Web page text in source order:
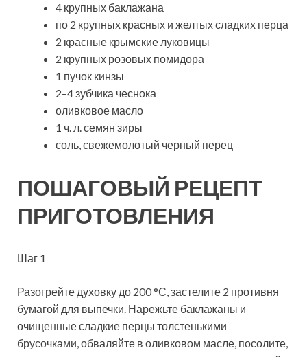
4 крупных баклажана
по 2 крупных красных и желтых сладких перца
2 красные крымские луковицы
2 крупных розовых помидора
1 пучок кинзы
2–4 зубчика чеснока
оливковое масло
1 ч. л. семян зиры
соль, свежемолотый черный перец
ПОШАГОВЫЙ РЕЦЕПТ
ПРИГОТОВЛЕНИЯ
Шаг 1
Разогрейте духовку до 200 °С, застелите 2 противня
бумагой для выпечки. Нарежьте баклажаны и
очищенные сладкие перцы толстенькими
брусочками, обваляйте в оливковом масле, посолите,